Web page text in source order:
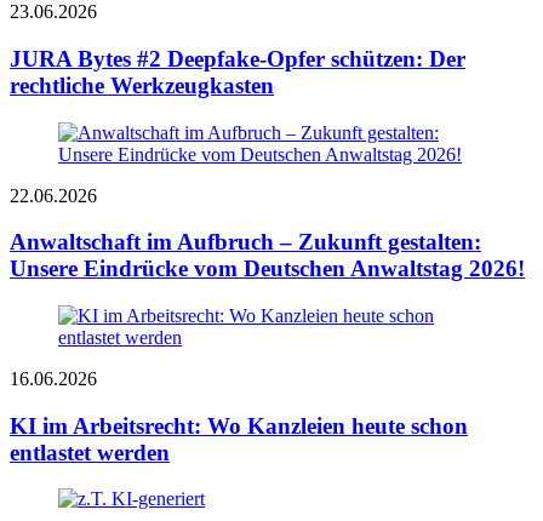
23.06.2026
JURA Bytes #2 Deepfake-Opfer schützen: Der
rechtliche Werkzeugkasten
22.06.2026
Anwalt­schaft im Aufbruch – Zukunft gestalten:
Unsere Eindrücke vom Deutschen Anwaltstag 2026!
16.06.2026
KI im Arbeitsrecht: Wo Kanzleien heute schon
entlastet werden